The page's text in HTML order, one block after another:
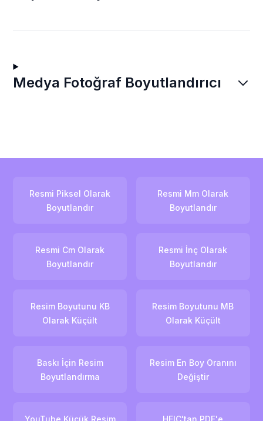
Medya Fotoğraf Boyutlandırıcı
Resmi Piksel Olarak
Boyutlandır
Resmi Mm Olarak
Boyutlandır
Resmi Cm Olarak
Boyutlandır
Resmi İnç Olarak
Boyutlandır
Resim Boyutunu KB
Olarak Küçült
Resim Boyutunu MB
Olarak Küçült
Baskı İçin Resim
Boyutlandırma
Resim En Boy Oranını
Değiştir
YouTube Küçük Resim HEIC'tan PDF'e